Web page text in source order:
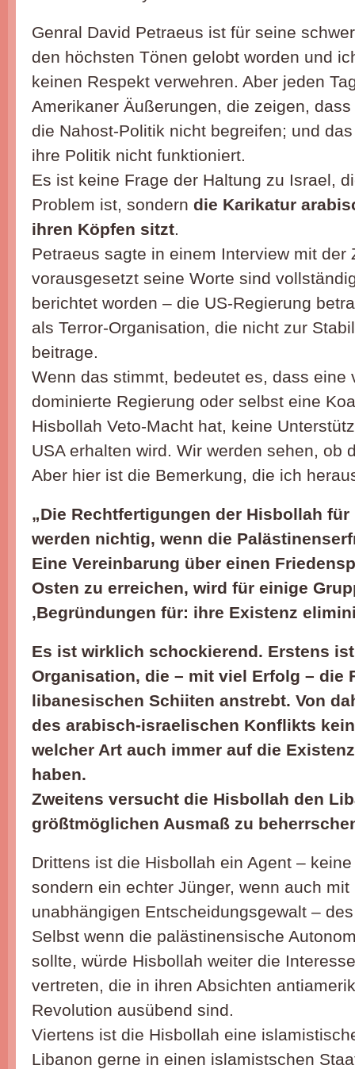
Genral David Petraeus ist für seine
den höchsten Tönen gelobt worden und
keinen Respekt verwehren. Aber jeden
Amerikaner Äußerungen, die zeigen,
die Nahost-Politik nicht begreifen; und
ihre Politik nicht funktioniert.
Es ist keine Frage der Haltung zu Israel,
Problem ist, sondern die Karikatur
ihren Köpfen sitzt.
Petraeus sagte in einem Interview mit der
vorausgesetzt seine Worte sind
berichtet worden – die US-Regierung
als Terror-Organisation, die nicht zur
beitrage.
Wenn das stimmt, bedeutet es, dass eine
dominierte Regierung oder selbst eine
Hisbollah Veto-Macht hat, keine
USA erhalten wird. Wir werden sehen, ob
Aber hier ist die Bemerkung, die ich
„Die Rechtfertigungen der Hisbollah
werden nichtig, wenn die
Eine Vereinbarung über einen
Osten zu erreichen, wird für einige
‚Begründungen für: ihre Existenz
Es ist wirklich schockierend. Erstens
Organisation, die – mit viel Erfolg – die
libanesischen Schiiten anstrebt. Von
des arabisch-israelischen Konflikts
welcher Art auch immer auf die
haben.
Zweitens versucht die Hisbollah den
größtmöglichen Ausmaß zu
Drittens ist die Hisbollah ein Agent –
sondern ein echter Jünger, wenn auch
unabhängigen Entscheidungsgewalt –
Selbst wenn die palästinensische
sollte, würde Hisbollah weiter die
vertreten, die in ihren Absichten
Revolution ausübend sind.
Viertens ist die Hisbollah eine
Libanon gerne in einen islamistschen